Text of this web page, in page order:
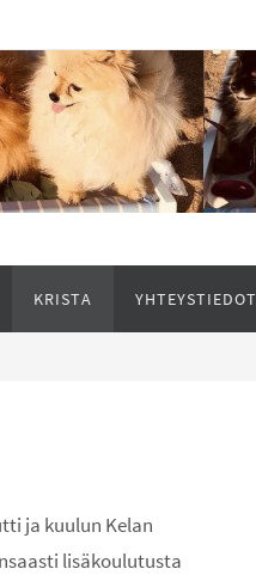
KRISTA YHTEYSTIEDOT
ja kuulun Kelan
lisäkoulutusta